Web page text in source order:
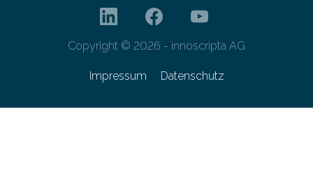
Copyright © 2026 - innoscripta AG
Impressum Datenschutz